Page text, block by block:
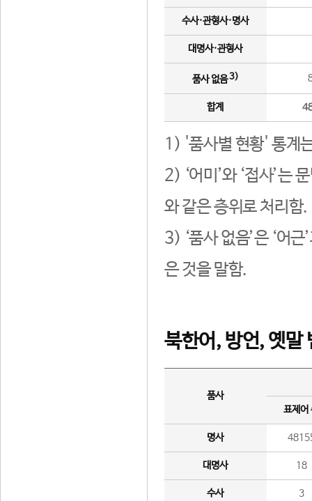
수사·관형사·명사
대명사·관형사
품사 없음3)
합계
1) '품사별 현황' 통계
2) ‘어미’와 ‘접사’는
와 같은 층위로 처리함.
3) ‘품사 없음’은 ‘어
은 것을 말함.
북한어, 방언, 옛말
품사
표제어
명사
대명사 18
수사 3